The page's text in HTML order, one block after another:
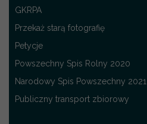
GKRPA
Przekaż starą fotografię
Petycje
Powszechny Spis Rolny 2020
Narodowy Spis Powszechny 2021
Publiczny transport zbiorowy